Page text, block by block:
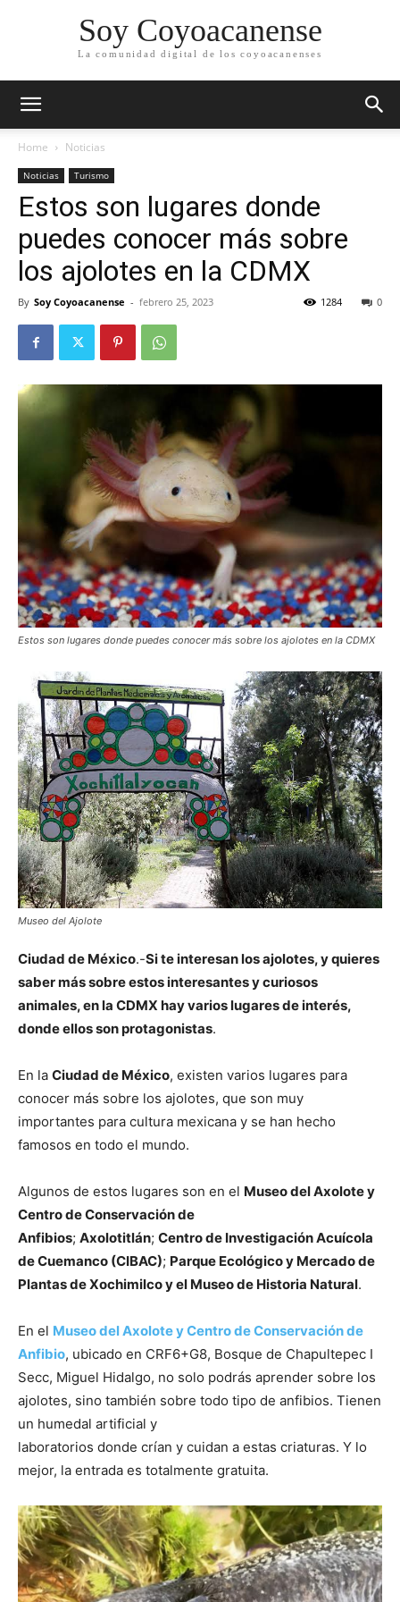
Soy Coyoacanense
La comunidad digital de los coyoacanenses
Home Noticias
Noticias Turismo
Estos son lugares donde
puedes conocer más sobre
los ajolotes en la CDMX
By Soy Coyoacanense - febrero 25, 2023 0
1284
Estos son lugares donde puedes conocer más sobre los ajolotes en la CDMX
Museo del Ajolote
Ciudad de México.-Si te interesan los ajolotes, y quieres
saber más sobre estos interesantes y curiosos
animales, en la CDMX hay varios lugares de interés,
donde ellos son protagonistas.
En la Ciudad de México, existen varios lugares para
conocer más sobre los ajolotes, que son muy
importantes para cultura mexicana y se han hecho
famosos en todo el mundo.
Algunos de estos lugares son en el Museo del Axolote y
Centro de Conservación de
Anfibios; Axolotitlán; Centro de Investigación Acuícola
de Cuemanco (CIBAC); Parque Ecológico y Mercado de
Plantas de Xochimilco y el Museo de Historia Natural.
En el Museo del Axolote y Centro de Conservación de
Anfibio, ubicado en CRF6+G8, Bosque de Chapultepec I
Secc, Miguel Hidalgo, no solo podrás aprender sobre los
ajolotes, sino también sobre todo tipo de anfibios. Tienen
un humedal artificial y
laboratorios donde crían y cuidan a estas criaturas. Y lo
mejor, la entrada es totalmente gratuita.